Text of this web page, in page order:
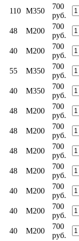
110 М350
700
руб.
48 М200
700
руб.
40 М200
700
руб.
55 М350
700
руб.
40 М350
700
руб.
48 М200
700
руб.
48 М200
700
руб.
48 М200
700
руб.
48 М200
700
руб.
40 М200
700
руб.
40 М200
700
руб.
40 М200
700
руб.